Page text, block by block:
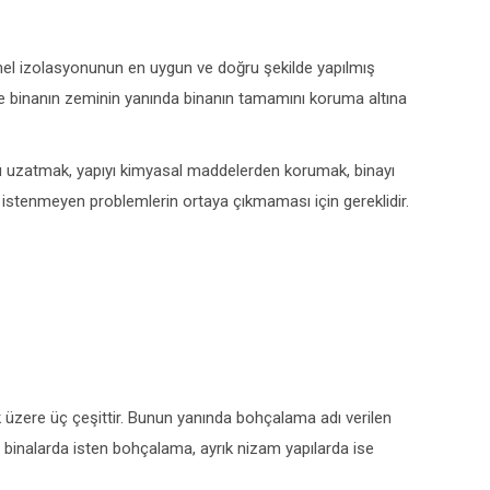
izolasyonunun en uygun ve doğru şekilde yapılmış
zeminin yanında binanın tamamını koruma altına
yapıyı kimyasal maddelerden korumak, binayı
problemlerin ortaya çıkmaması için gereklidir.
üç çeşittir. Bunun yanında bohçalama adı verilen
isten bohçalama, ayrık nizam yapılarda ise